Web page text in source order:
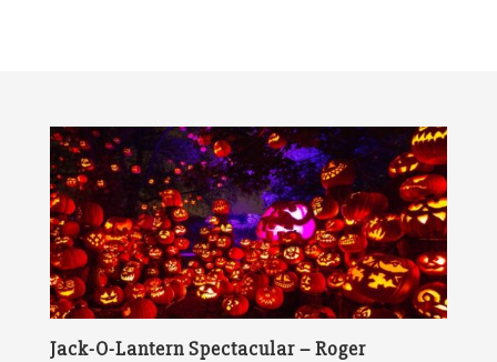
Jack-O-Lantern Spectacular – Roger